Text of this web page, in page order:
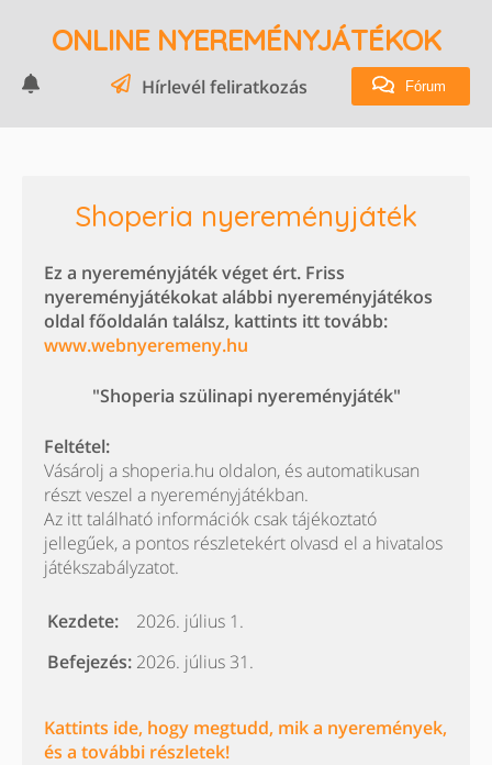
ONLINE NYEREMÉNYJÁTÉKOK
Hírlevél feliratkozás Fórum
Shoperia nyereményjáték
Ez a nyereményjáték véget ért. Friss
nyereményjátékokat alábbi nyereményjátékos
oldal főoldalán találsz, kattints itt tovább:
www.webnyeremeny.hu
"Shoperia szülinapi nyereményjáték"
Feltétel:
Vásárolj a shoperia.hu oldalon, és automatikusan
részt veszel a nyereményjátékban.
Az itt található információk csak tájékoztató
jellegűek, a pontos részletekért olvasd el a hivatalos
játékszabályzatot.
Kezdete:
2026. július 1.
Befejezés: 2026. július 31.
Kattints ide, hogy megtudd, mik a nyeremények,
és a további részletek!